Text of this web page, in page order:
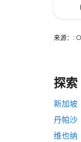
来源： :
探
新加坡
丹帕沙
维也纳